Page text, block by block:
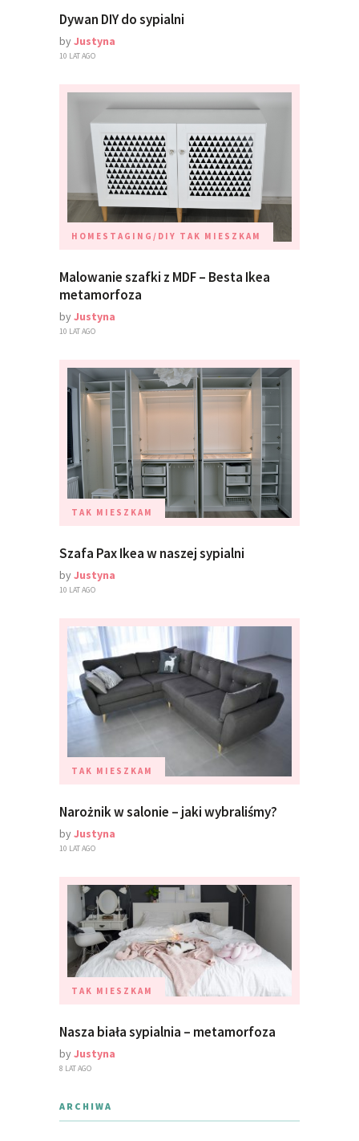
Dywan DIY do sypialni
byJustyna
10 LAT AGO
HOMESTAGING/DIY TAK MIESZKAM
Malowanie szafki z MDF – Besta Ikea
metamorfoza
byJustyna
10 LAT AGO
TAK MIESZKAM
Szafa Pax Ikea w naszej sypialni
byJustyna
10 LAT AGO
TAK MIESZKAM
Narożnik w salonie – jaki wybraliśmy?
byJustyna
10 LAT AGO
TAK MIESZKAM
Nasza biała sypialnia – metamorfoza
byJustyna
8 LAT AGO
ARCHIWA